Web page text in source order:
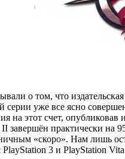
о том, что
уже все ясно
на этот счет,
завершён практически на
«скоро». Нам лишь
PlayStation 3 и PlayStation